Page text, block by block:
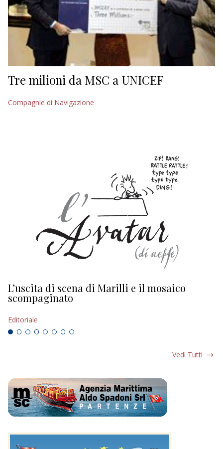
Tre milioni da MSC a UNICEF
Compagnie di Navigazione
L’uscita di scena di Marilli e il mosaico
scompaginato
Editoriale
Vedi Tutti